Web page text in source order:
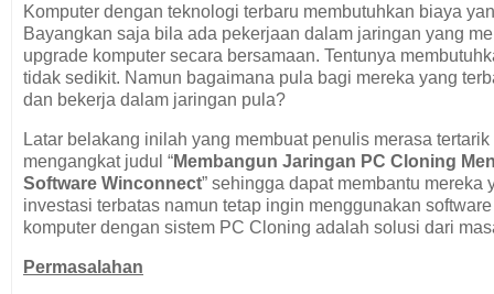
Komputer dengan teknologi terbaru membutuhkan biaya
Bayangkan saja bila ada pekerjaan dalam jaringan yang
upgrade komputer secara bersamaan. Tentunya
tidak sedikit. Namun bagaimana pula bagi mereka yang
dan bekerja dalam jaringan pula?
Latar belakang inilah yang membuat penulis merasa tertarik
mengangkat judul “Membangun Jaringan PC Cloning
Software Winconnect” sehingga dapat membantu mereka
investasi terbatas namun tetap ingin menggunakan
komputer dengan sistem PC Cloning adalah solusi dari
Permasalahan